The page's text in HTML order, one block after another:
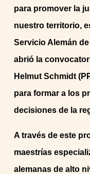
para promover la
nuestro territorio,
Servicio Alemán
abrió la
Helmut Schmidt
para formar a los
decisiones de la
A través de este
maestrías
alemanas de alto